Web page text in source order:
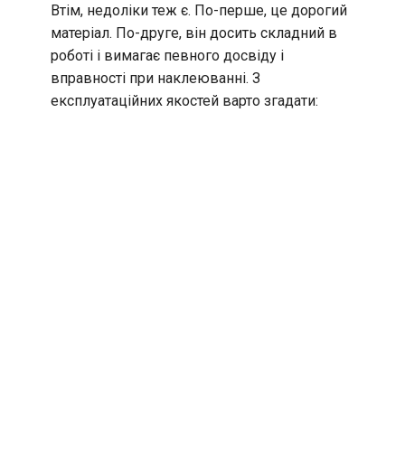
Втім, недоліки теж є. По-перше, це дорогий
матеріал. По-друге, він досить складний в
роботі і вимагає певного досвіду і
вправності при наклеюванні. З
експлуатаційних якостей варто згадати: